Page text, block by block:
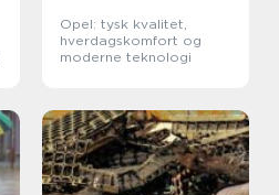
Opel: tysk kvalitet,
hverdagskomfort og
moderne teknologi